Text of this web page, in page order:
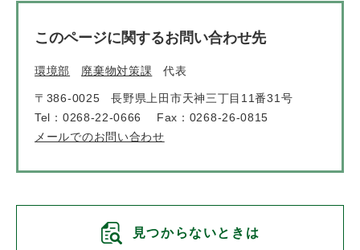
このページに関するお問い合わせ先
環境部 廃棄物対策課 代表
〒386-0025
長野県上田市天神三丁目11番31号
Tel：0268-22-0666
Fax：0268-26-0815
メールでのお問い合わせ
見つからないときは